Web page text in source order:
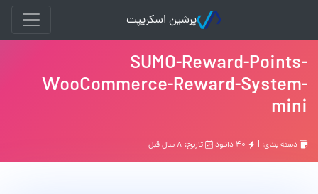
پرشین اسکریپت
SUMO-Reward-Points-
WooCommerce-Reward-System-
mini
دسته بندی: | تاریخ: ۸ سال قبل